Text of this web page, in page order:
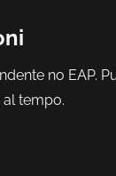
no EAP.
tempo.